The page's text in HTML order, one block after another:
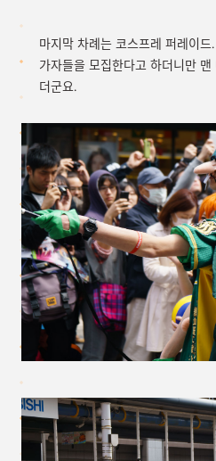
마지막 차례는 코스프레 퍼레이
가자들을 모집한다고 하더니만
더군요.